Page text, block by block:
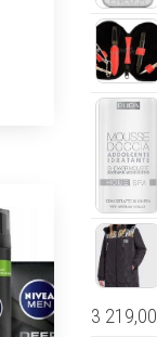
3 219,00